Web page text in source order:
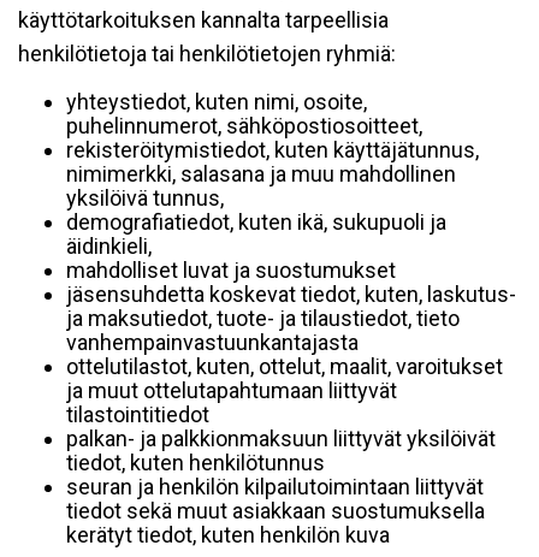
käyttötarkoituksen kannalta tarpeellisia
henkilötietoja tai henkilötietojen ryhmiä:
yhteystiedot, kuten nimi, osoite,
puhelinnumerot, sähköpostiosoitteet,
rekisteröitymistiedot, kuten käyttäjätunnus,
nimimerkki, salasana ja muu mahdollinen
yksilöivä tunnus,
demografiatiedot, kuten ikä, sukupuoli ja
äidinkieli,
mahdolliset luvat ja suostumukset
jäsensuhdetta koskevat tiedot, kuten, laskutus-
ja maksutiedot, tuote- ja tilaustiedot, tieto
vanhempainvastuunkantajasta
ottelutilastot, kuten, ottelut, maalit, varoitukset
ja muut ottelutapahtumaan liittyvät
tilastointitiedot
palkan- ja palkkionmaksuun liittyvät yksilöivät
tiedot, kuten henkilötunnus
seuran ja henkilön kilpailutoimintaan liittyvät
tiedot sekä muut asiakkaan suostumuksella
kerätyt tiedot, kuten henkilön kuva